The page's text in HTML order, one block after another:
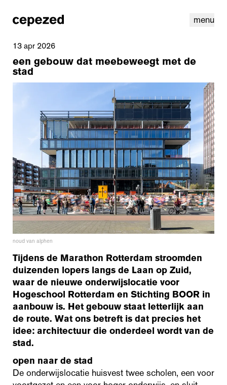
menu
linkedininstagram cookiesnl | en
13 apr 2026
een gebouw dat meebeweegt met de
stad
noud van alphen
Tijdens de Marathon Rotterdam stroomden
duizenden lopers langs de Laan op Zuid,
waar de nieuwe onderwijslocatie voor
Hogeschool Rotterdam en Stichting BOOR in
aanbouw is. Het gebouw staat letterlijk aan
de route. Wat ons betreft is dat precies het
idee: architectuur die onderdeel wordt van de
stad.
open naar de stad
De onderwijslocatie huisvest twee scholen, een voor